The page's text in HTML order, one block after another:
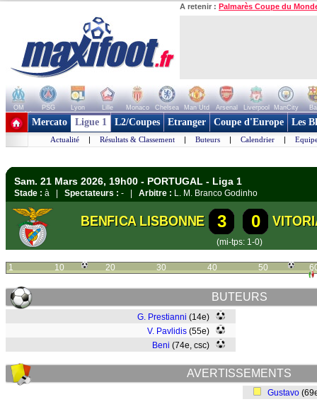
A retenir : Palmarès Coupe du
OM PSG Lyon Lille Monaco Chelsea Man Utd Arsenal Liverpool ManCity
+ de clubs
Mercato Ligue 1 L2/Coupes Etranger Coupe d'Europe Les
Actualité | Résultats & Classement | Buteurs | Calendrier |
Sam. 21 Mars 2026, 19h00 - PORTUGAL - Liga 1
Stade : à | Spectateurs : - | Arbitre : L. M. Branco Godinho
BENFICA LISBONNE 3 0
(mi-tps: 1-0)
1 10 20 30 40 50
BUTEURS
G. Prestianni (14e)
V. Pavlidis (55e)
Beni (74e, csc)
AVERTISSEMENTS
Gustavo